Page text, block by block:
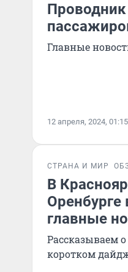
Проводник
Главные
12 апреля, 2024, 01:15
СТРАНА И МИР
В
Оренбурге
главные
Рассказываем
коротком